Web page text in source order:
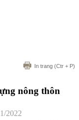
In trang (Ctr + P)
nông thôn
2022